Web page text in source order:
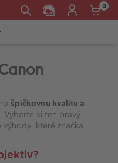
0
špičkovou kvalitu a
si ten pravý
které značka